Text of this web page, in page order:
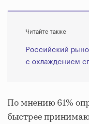
Читайте также
Российский
с охлаждением
По мнению 61%
быстрее